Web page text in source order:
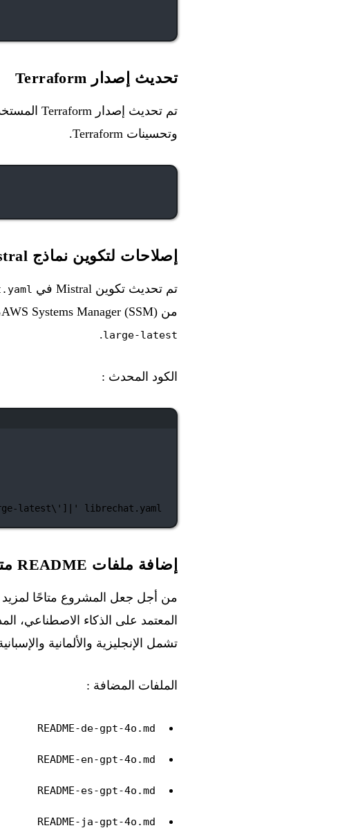
تحديث إصدار Terraform
تم تحديث إصدار Terraform المستخدم في المشروع من
وتحسينات Terraform.
إصلاحات لتكوين نماذج Mistral
تم تحديث تكوين Mistral في
من AWS Systems Manager (SSM)، كما الحال بالنسبة للنماذج الأخرى، والنماذج الافتراضية تتضمن الآن
large-latest
.
الكود المحدث :
latest\' ] ' librechat.yaml
إضافة ملفات README متعددة اللغات
من أجل جعل المشروع متاحًا
المعتمد على الذكاء الاصطناعي
تشمل الإنجليزية والألمانية
الملفات المضافة :
README-de-gpt-4o.md
README-en-gpt-4o.md
README-es-gpt-4o.md
README-ja-gpt-4o.md